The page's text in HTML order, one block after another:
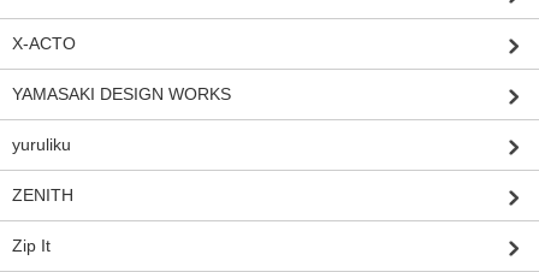
X-ACTO
YAMASAKI DESIGN WORKS
yuruliku
ZENITH
Zip It